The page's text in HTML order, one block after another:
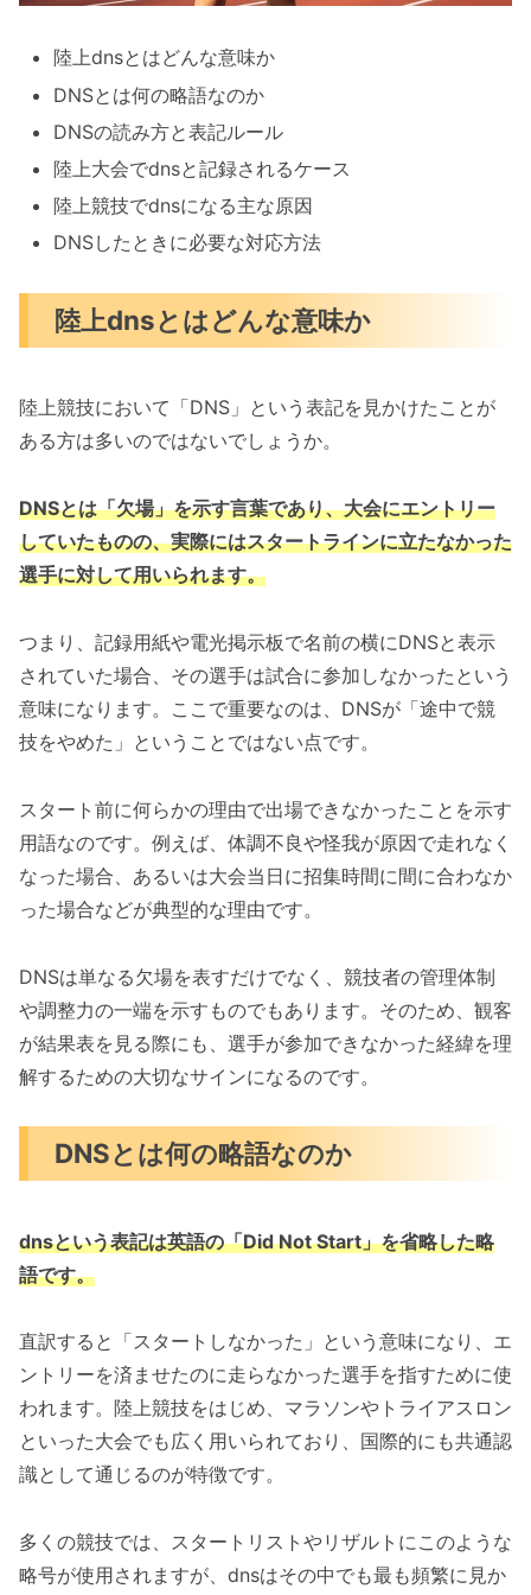
陸上dnsとはどんな意味か
DNSとは何の略語なのか
DNSの読み方と表記ルール
陸上大会でdnsと記録されるケース
陸上競技でdnsになる主な原因
DNSしたときに必要な対応方法
陸上dnsとはどんな意味か
陸上競技において「DNS」という表記を見かけたことが
ある方は多いのではないでしょうか。
DNSとは「欠場」を示す言葉であり、大会にエントリー
していたものの、実際にはスタートラインに立たなかった
選手に対して用いられます。
つまり、記録用紙や電光掲示板で名前の横にDNSと表示
されていた場合、その選手は試合に参加しなかったという
意味になります。ここで重要なのは、DNSが「途中で競
技をやめた」ということではない点です。
スタート前に何らかの理由で出場できなかったことを示す
用語なのです。例えば、体調不良や怪我が原因で走れなく
なった場合、あるいは大会当日に招集時間に間に合わなか
った場合などが典型的な理由です。
DNSは単なる欠場を表すだけでなく、競技者の管理体制
や調整力の一端を示すものでもあります。そのため、観客
が結果表を見る際にも、選手が参加できなかった経緯を理
解するための大切なサインになるのです。
DNSとは何の略語なのか
dnsという表記は英語の「Did Not Start」を省略した略
語です。
直訳すると「スタートしなかった」という意味になり、エ
ントリーを済ませたのに走らなかった選手を指すために使
われます。陸上競技をはじめ、マラソンやトライアスロン
といった大会でも広く用いられており、国際的にも共通認
識として通じるのが特徴です。
多くの競技では、スタートリストやリザルトにこのような
略号が使用されますが、dnsはその中でも最も頻繁に見か